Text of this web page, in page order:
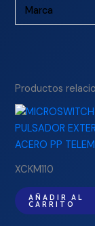
Marca
Productos
XCKM110
AÑADIR AL
CARRITO